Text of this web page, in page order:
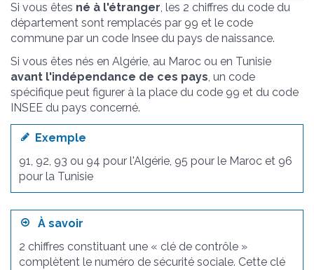
Si vous êtes né à l'étranger, les 2 chiffres du code du
département sont remplacés par 99 et le code
commune par un code Insee du pays de naissance.
Si vous êtes nés en Algérie, au Maroc ou en Tunisie
avant l'indépendance de ces pays, un code
spécifique peut figurer à la place du code 99 et du code
INSEE du pays concerné.
Exemple
91, 92, 93 ou 94 pour l'Algérie, 95 pour le Maroc et 96
pour la Tunisie
À savoir
2 chiffres constituant une « clé de contrôle »
complètent le numéro de sécurité sociale. Cette clé